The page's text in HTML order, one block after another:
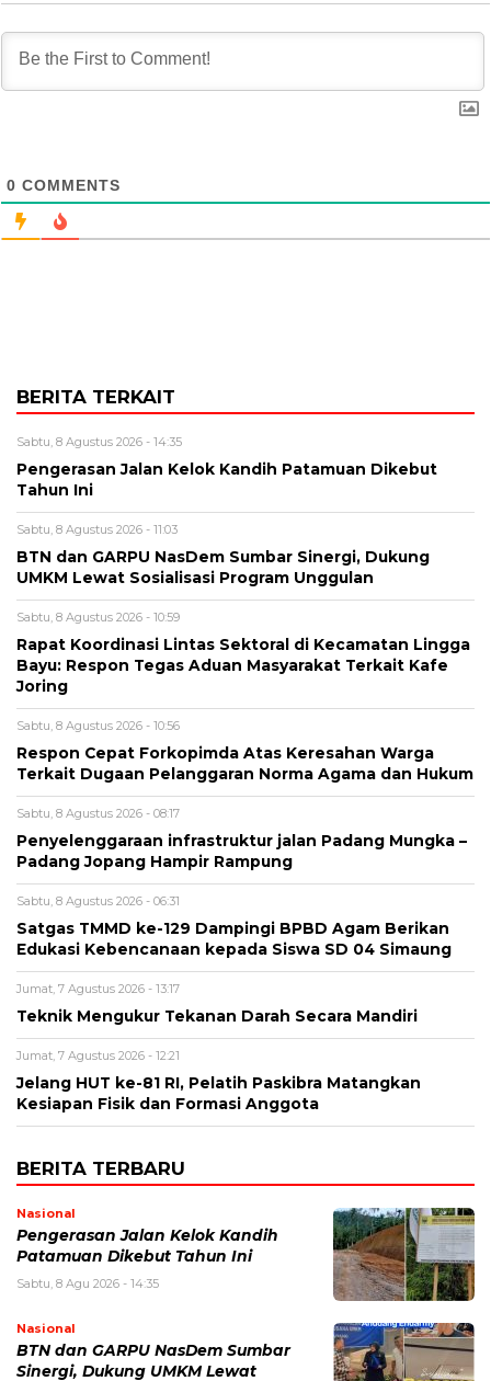
0 COMMENTS
BERITA TERKAIT
Sabtu, 8 Agustus 2026 - 14:35
Pengerasan Jalan Kelok Kandih Patamuan Dikebut
Tahun Ini
Sabtu, 8 Agustus 2026 - 11:03
BTN dan GARPU NasDem Sumbar Sinergi, Dukung
UMKM Lewat Sosialisasi Program Unggulan
Sabtu, 8 Agustus 2026 - 10:59
Rapat Koordinasi Lintas Sektoral di Kecamatan Lingga
Bayu: Respon Tegas Aduan Masyarakat Terkait Kafe
Joring
Sabtu, 8 Agustus 2026 - 10:56
Respon Cepat Forkopimda Atas Keresahan Warga
Terkait Dugaan Pelanggaran Norma Agama dan Hukum
Sabtu, 8 Agustus 2026 - 08:17
Penyelenggaraan infrastruktur jalan Padang Mungka –
Padang Jopang Hampir Rampung
Sabtu, 8 Agustus 2026 - 06:31
Satgas TMMD ke-129 Dampingi BPBD Agam Berikan
Edukasi Kebencanaan kepada Siswa SD 04 Simaung
Jumat, 7 Agustus 2026 - 13:17
Teknik Mengukur Tekanan Darah Secara Mandiri
Jumat, 7 Agustus 2026 - 12:21
Jelang HUT ke-81 RI, Pelatih Paskibra Matangkan
Kesiapan Fisik dan Formasi Anggota
BERITA TERBARU
Nasional
Pengerasan Jalan Kelok Kandih
Patamuan Dikebut Tahun Ini
Sabtu, 8 Agu 2026 - 14:35
Nasional
BTN dan GARPU NasDem Sumbar
Sinergi, Dukung UMKM Lewat